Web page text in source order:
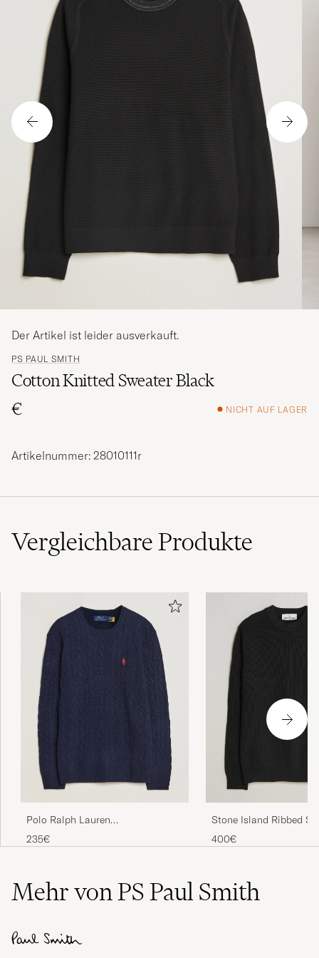
PS PAUL SMITH
Cotton Knitted Sweater Black
€
NICHT AUF LAGER
Der Artikel ist leider ausverkauft.
Artikelnummer: 28010111r
VergleichbareProdukte
Polo Ralph Lauren
Wool/Cashmere Cable Crew Neck
Hunter Navy
235€
Stone Island Ribbed
Cotton Crew Neck
400€
Mehr von PS Paul Smith